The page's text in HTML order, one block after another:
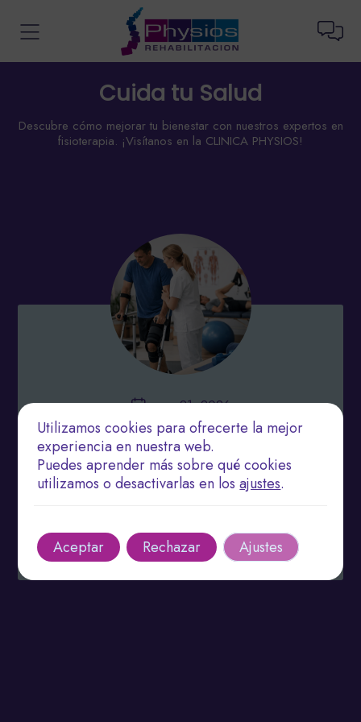
Cuida tu Salud
Descubre cómo mejorar tu bienestar con nuestros expertos en
fisioterapia. ¡Visítanos en la CLINICA PHYSIOS!
enero 21, 2026
Rehabilitación Física: Claves para una
Recuperación Rápida y Sostenible
La rehabilitación física mejora la movilidad y
Leer más
Utilizamos cookies para ofrecerte la mejor
experiencia en nuestra web.
Puedes aprender más sobre qué cookies
utilizamos o desactivarlas en losajustes.
Aceptar Rechazar Ajustes